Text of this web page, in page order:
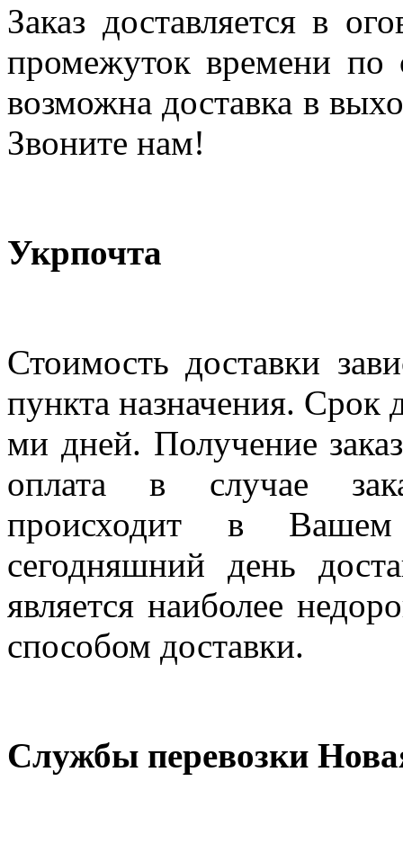
Заказ доставляется в
промежуток времени по
возможна доставка в
Звоните нам!
Укрпочта
Стоимость доставки
пункта назначения. Срок
ми дней. Получение
оплата в случае
происходит в
сегодняшний день
является наиболее
способом доставки.
Службы перевозки